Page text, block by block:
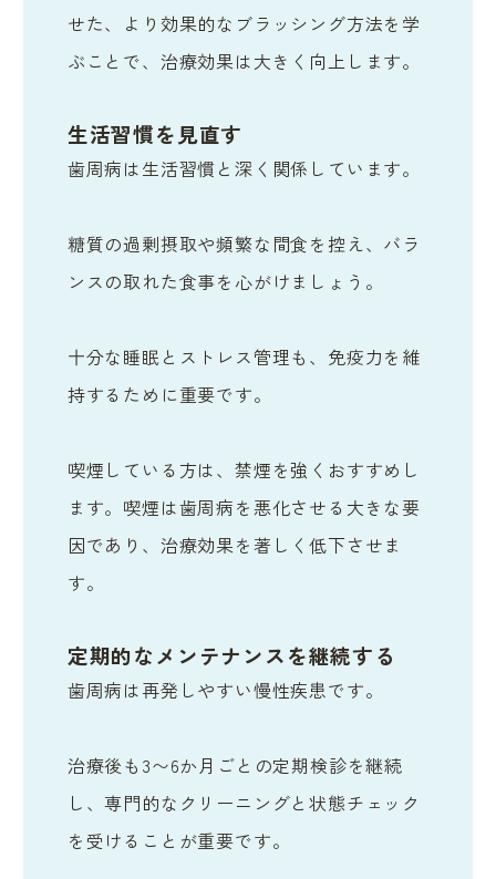
せた、より効果的なブラッシング方法を学
ぶことで、治療効果は大きく向上します。
生活習慣を見直す
歯周病は生活習慣と深く関係しています。
糖質の過剰摂取や頻繁な間食を控え、バラ
ンスの取れた食事を心がけましょう。
十分な睡眠とストレス管理も、免疫力を維
持するために重要です。
喫煙している方は、禁煙を強くおすすめし
ます。喫煙は歯周病を悪化させる大きな要
因であり、治療効果を著しく低下させま
す。
定期的なメンテナンスを継続する
歯周病は再発しやすい慢性疾患です。
治療後も3〜6か月ごとの定期検診を継続
し、専門的なクリーニングと状態チェック
を受けることが重要です。